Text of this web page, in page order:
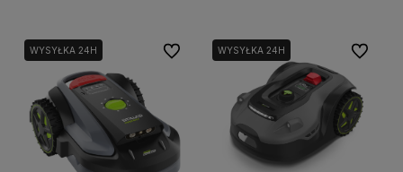
WYSYŁKA 24H Do ulubionychWYSYŁKA 24H Do